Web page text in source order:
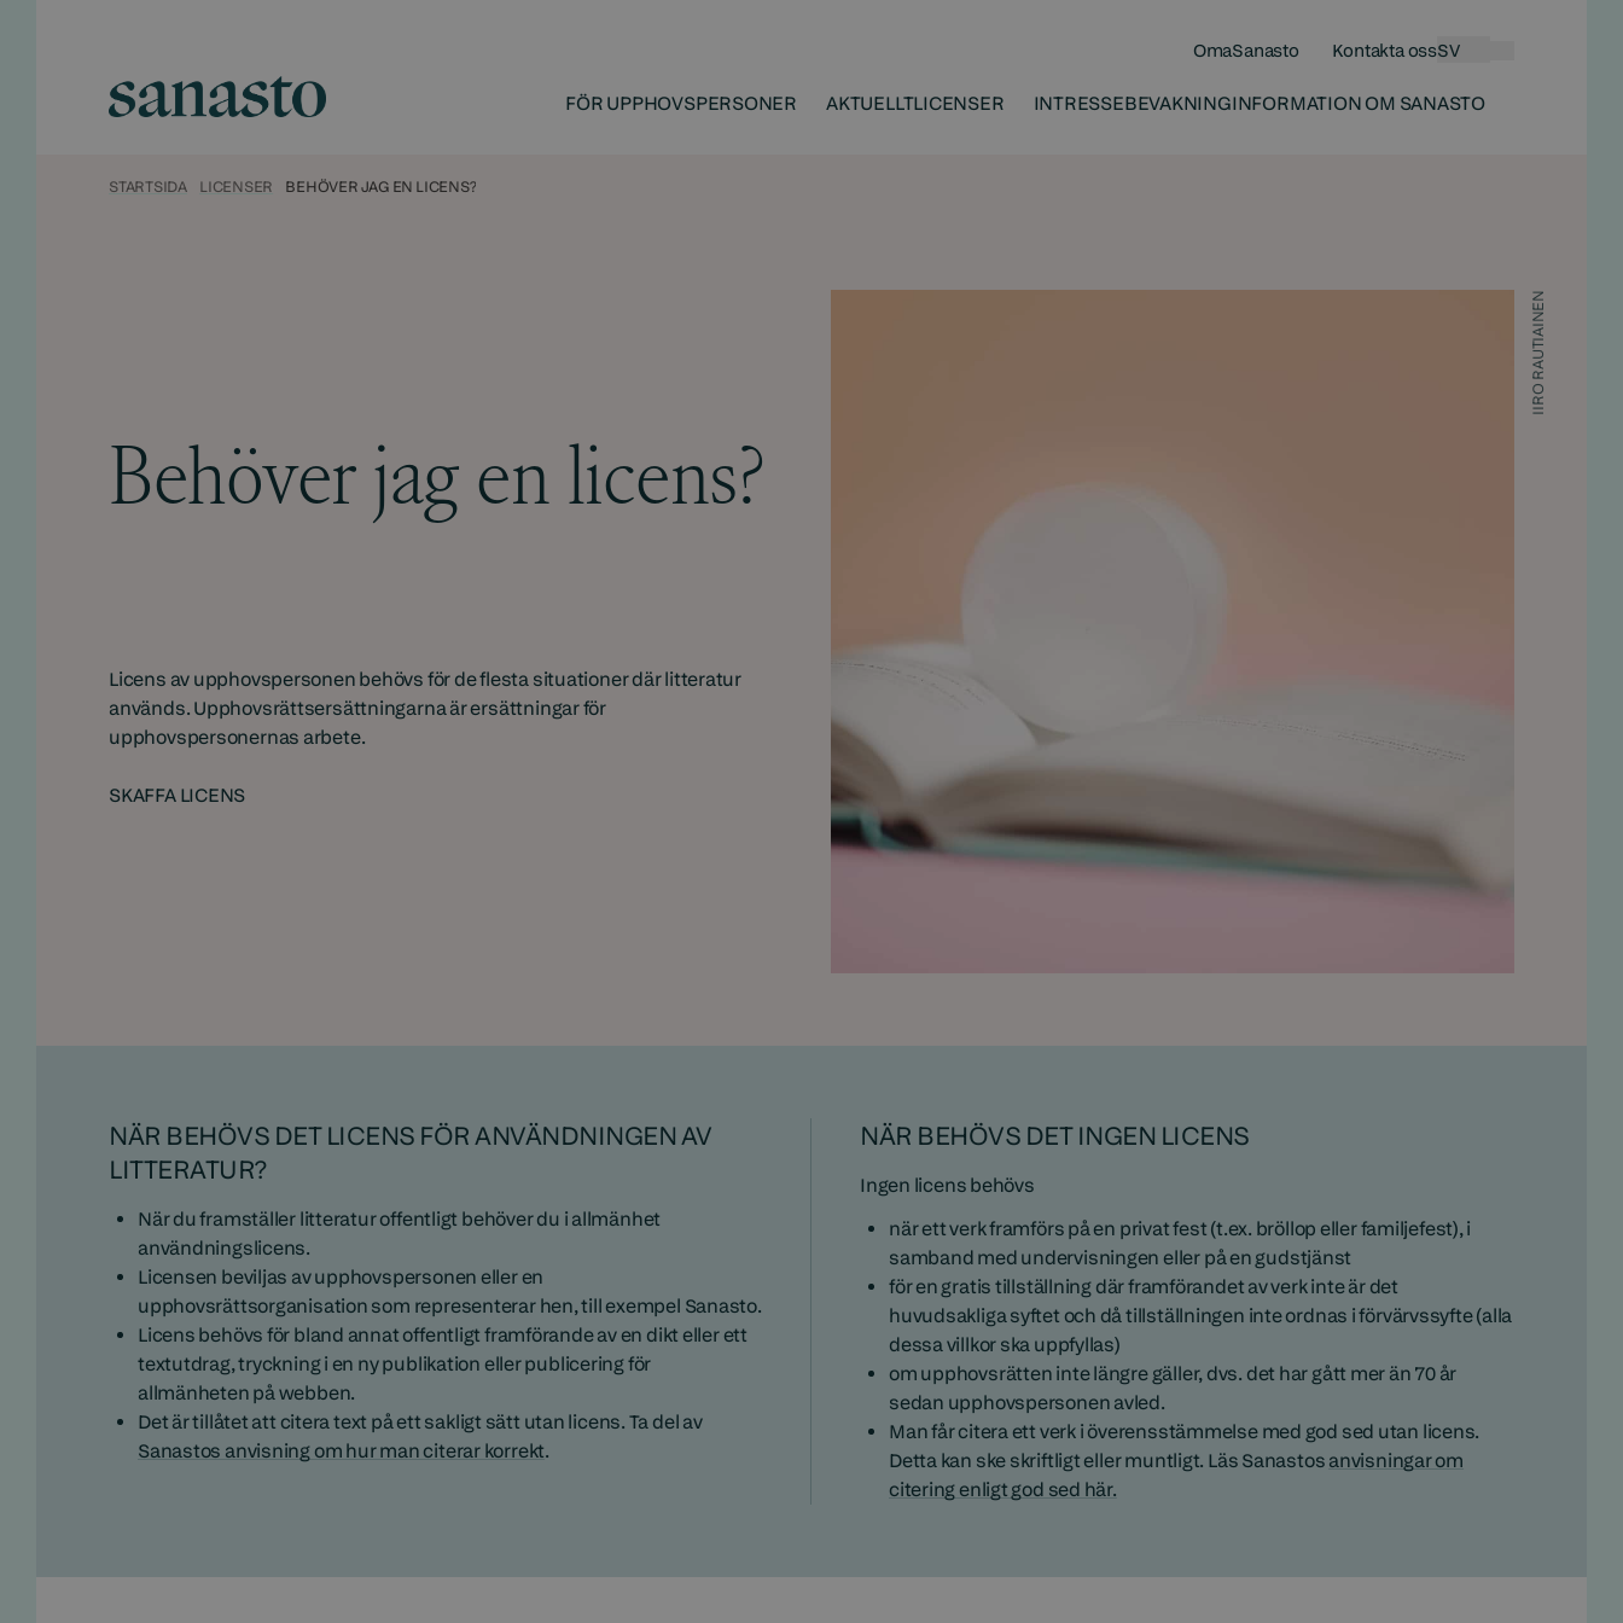
OmaSanasto Kontakta ossSV
FÖR UPPHOVSPERSONER AKTUELLTLICENSER INTRESSEBEVAKNINGINFORMATION OM SANASTO
STARTSIDA LICENSER BEHÖVER JAG EN LICENS?
Behöver jag en licens?
Licens av upphovspersonen behövs för de flesta situationer där litteratur
används. Upphovsrättsersättningarna är ersättningar för
upphovspersonernas arbete.
SKAFFA LICENS
IIRO RAUTIAINEN
NÄR BEHÖVS DET LICENS FÖR ANVÄNDNINGEN AV
LITTERATUR?
När du framställer litteratur offentligt behöver du i allmänhet
användningslicens.
Licensen beviljas av upphovspersonen eller en
upphovsrättsorganisation som representerar hen, till exempel Sanasto.
Licens behövs för bland annat offentligt framförande av en dikt eller ett
textutdrag, tryckning i en ny publikation eller publicering för
allmänheten på webben.
Det är tillåtet att citera text på ett sakligt sätt utan licens. Ta del av
Sanastos anvisning om hur man citerar korrekt.
NÄR BEHÖVS DET INGEN LICENS
Ingen licens behövs
när ett verk framförs på en privat fest (t.ex. bröllop eller familjefest), i
samband med undervisningen eller på en gudstjänst
för en gratis tillställning där framförandet av verk inte är det
huvudsakliga syftet och då tillställningen inte ordnas i förvärvssyfte (alla
dessa villkor ska uppfyllas)
om upphovsrätten inte längre gäller, dvs. det har gått mer än 70 år
sedan upphovspersonen avled.
Man får citera ett verk i överensstämmelse med god sed utan licens.
Detta kan ske skriftligt eller muntligt. Läs Sanastos anvisningar om
citering enligt god sed här.